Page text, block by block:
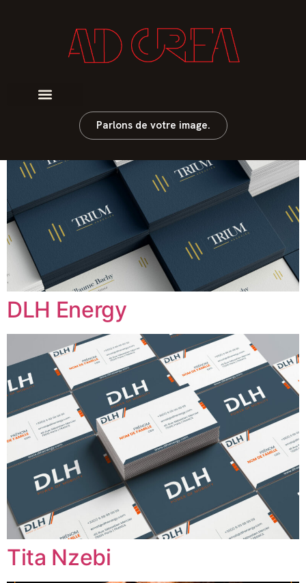
Parlons de votre image.
Catégorie :Edition
Trium associés
DLH Energy
Tita Nzebi